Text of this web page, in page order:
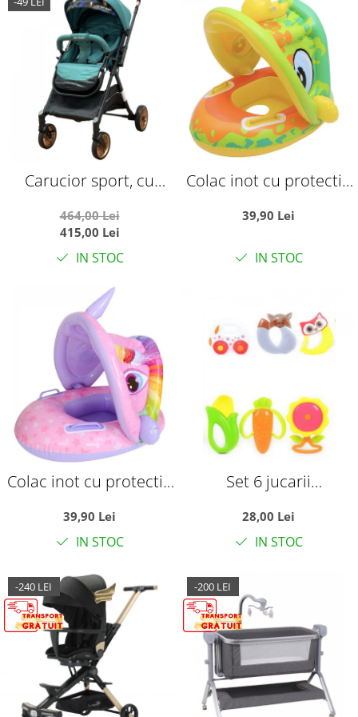
Carucior sport, cu
si troler, T700 For Angel,
Verde
464,00 Lei
415,00 Lei
IN STOC
Colac inot cu protectie
galben
39,90 Lei
IN STOC
Colac inot cu protectie
39,90 Lei
IN STOC
Set 6 jucarii
suprafete moi siliconate
pentru dentitia
28,00 Lei
IN STOC
-240 LEI -200 LEI